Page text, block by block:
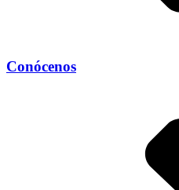
Conócenos